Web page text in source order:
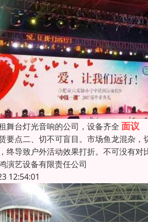
舞台灯光音响的公司，设备齐全 面议
要点二、切不可盲目。市场鱼龙混杂
终导致户外活动效果打折。不可没有
演艺设备有限责任公司
12:54:01